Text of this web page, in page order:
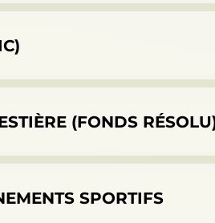
(FONDS
SPORTIFS